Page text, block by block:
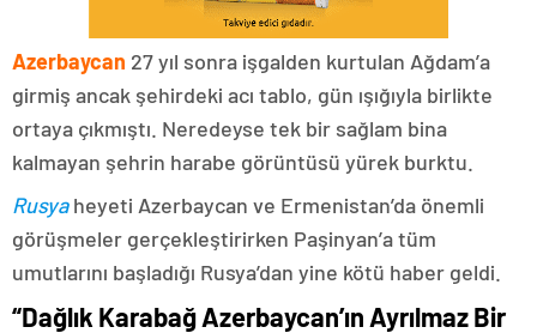
Azerbaycan 27 yıl sonra işgalden kurtulan Ağdam’a
girmiş ancak şehirdeki acı tablo, gün ışığıyla birlikte
ortaya çıkmıştı. Neredeyse tek bir sağlam bina
kalmayan şehrin harabe görüntüsü yürek burktu.
Rusyaheyeti Azerbaycan ve Ermenistan’da önemli
görüşmeler gerçekleştirirken Paşinyan’a tüm
umutlarını başladığı Rusya’dan yine kötü haber geldi.
“Dağlık Karabağ Azerbaycan’ın Ayrılmaz Bir